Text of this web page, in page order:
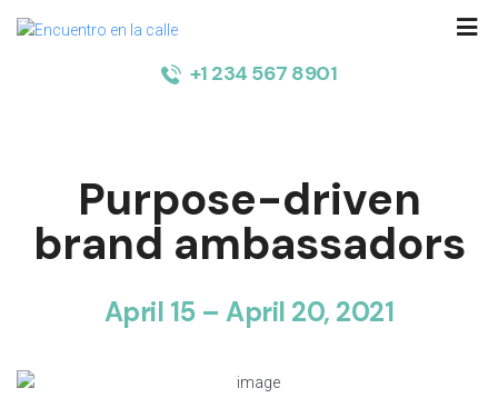
+1 234 567 8901
Purpose-driven
brand ambassadors
April 15 – April 20, 2021